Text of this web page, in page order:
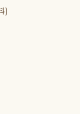
)